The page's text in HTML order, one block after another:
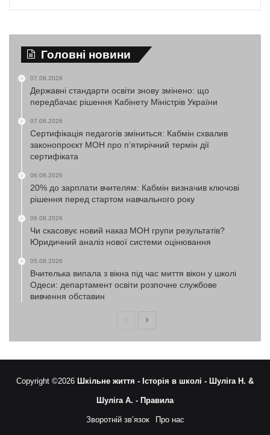
Головні новини
07.08.2026
Державні стандарти освіти знову змінено: що
передбачає рішення Кабінету Міністрів України
07.08.2026
Сертифікація педагогів зміниться: Кабмін схвалив
законопроєкт МОН про п’ятирічний термін дії
сертифіката
06.08.2026
20% до зарплати вчителям: Кабмін визначив ключові
рішення перед стартом навчального року
06.08.2026
Чи скасовує новий наказ МОН групи результатів?
Юридичний аналіз нової системи оцінювання
05.08.2026
Вчителька випала з вікна під час миття вікон у школі
Одеси: департамент освіти розпочне службове
вивчення обставин
ПопередняНаступна
Copyright ©2026 Шкільне життя - Історія в школі - Шуліга Н. &
Шуліга А. - Правила
Зворотній зв’язок Про нас